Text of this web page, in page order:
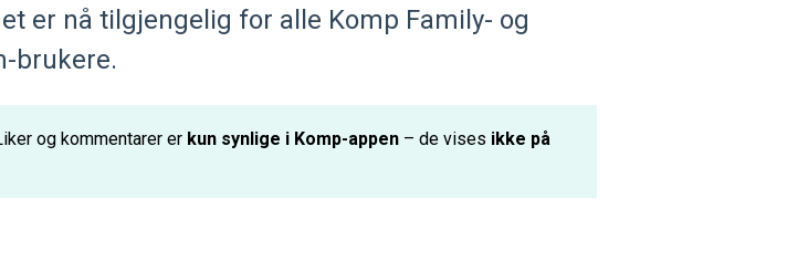
er nå tilgjengelig for alle Komp Family- og
brukere.
og kommentarer er kun synlige i Komp-appen– de vises ikke på